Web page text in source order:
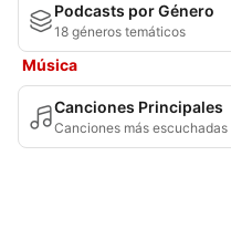
Podcasts por Género
18 géneros temáticos
Música
Canciones Principales
Canciones más escuchadas